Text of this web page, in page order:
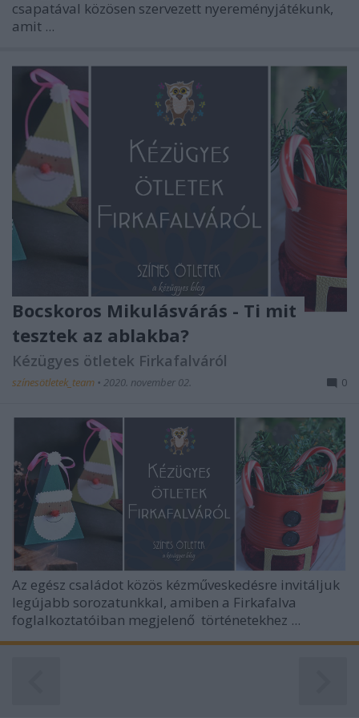
csapatával közösen szervezett nyereményjátékunk,
amit ...
Bocskoros Mikulásvárás - Ti mit
tesztek az ablakba?
Kézügyes ötletek Firkafalváról
színesötletek_team • 2020. november 02. 0
Az egész családot közös kézműveskedésre invitáljuk
legújabb sorozatunkkal, amiben a Firkafalva
foglalkoztatóiban megjelenő történetekhez ...